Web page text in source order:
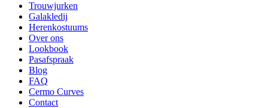
Trouwjurken
Galakledij
Herenkostuums
Over ons
Lookbook
Pasafspraak
Blog
FAQ
Cermo Curves
Contact